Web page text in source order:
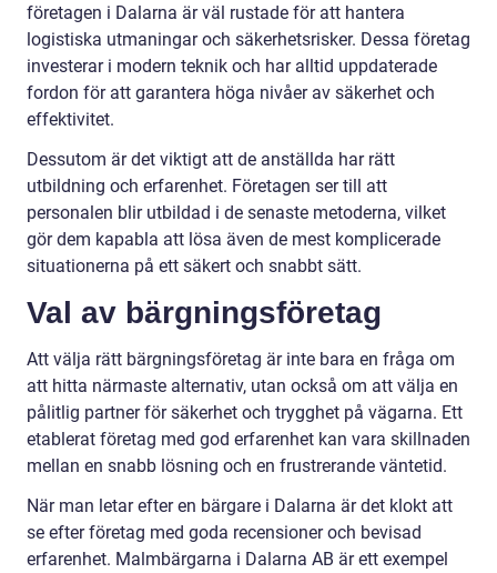
företagen i Dalarna är väl rustade för att hantera
logistiska utmaningar och säkerhetsrisker. Dessa företag
investerar i modern teknik och har alltid uppdaterade
fordon för att garantera höga nivåer av säkerhet och
effektivitet.
Dessutom är det viktigt att de anställda har rätt
utbildning och erfarenhet. Företagen ser till att
personalen blir utbildad i de senaste metoderna, vilket
gör dem kapabla att lösa även de mest komplicerade
situationerna på ett säkert och snabbt sätt.
Val av bärgningsföretag
Att välja rätt bärgningsföretag är inte bara en fråga om
att hitta närmaste alternativ, utan också om att välja en
pålitlig partner för säkerhet och trygghet på vägarna. Ett
etablerat företag med god erfarenhet kan vara skillnaden
mellan en snabb lösning och en frustrerande väntetid.
När man letar efter en bärgare i Dalarna är det klokt att
se efter företag med goda recensioner och bevisad
erfarenhet. Malmbärgarna i Dalarna AB är ett exempel